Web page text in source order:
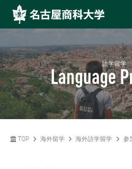
語学留学
Language
TOP 海外留学 海外語学留学 参